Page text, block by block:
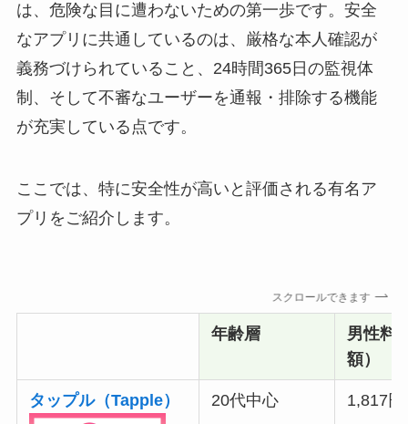
は、危険な目に遭わないための第一歩です。安全
なアプリに共通しているのは、厳格な本人確認が
義務づけられていること、24時間365日の監視体
制、そして不審なユーザーを通報・排除する機能
が充実している点です。
ここでは、特に安全性が高いと評価される有名ア
プリをご紹介します。
スクロールできます
年齢層
男性料
額）
タップル（Tapple） 20代中心 1,817円